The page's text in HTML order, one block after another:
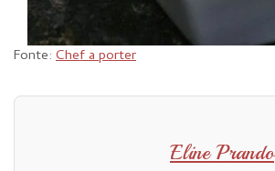
Fonte: Chef a porter
Eline Prando